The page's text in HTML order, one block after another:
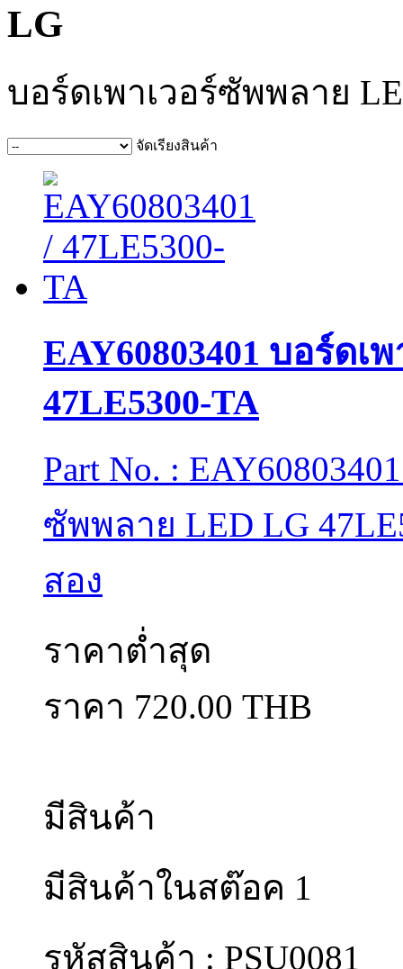
LG
บอร์ดเพาเวอร์ซัพพลาย
จัดเรียงสินค้า
EAY60803401 บอร์ด
47LE5300-TA
Part No. :
ซัพพลาย LED LG
สอง
ราคาต่ำสุด
ราคา 720.00 THB
มีสินค้า
มีสินค้าในสต๊อค 1
รหัสสินค้า : PSU0081